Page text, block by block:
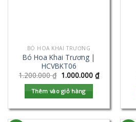
BÓ HOA KHAI TRƯƠNG
Bó Hoa Khai Trương |
HCVBKT06
1.200.000₫ 1.000.000 ₫
Thêm vào giỏ hàng